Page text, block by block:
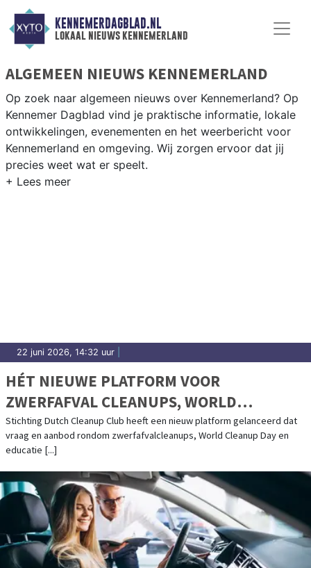
KENNEMERDAGBLAD.NL
lokaal nieuws kennemerland
ALGEMEEN NIEUWS KENNEMERLAND
Op zoek naar algemeen nieuws over Kennemerland? Op
Kennemer Dagblad vind je praktische informatie, lokale
ontwikkelingen, evenementen en het weerbericht voor
Kennemerland en omgeving. Wij zorgen ervoor dat jij
precies weet wat er speelt.
22 juni 2026, 14:32 uur
HÉT NIEUWE PLATFORM VOOR
ZWERFAFVAL CLEANUPS, WORLD
CLEANUP DAY EN EDUCATIE: DUTCH
CLEANUP CLUB
Stichting Dutch Cleanup Club heeft een nieuw platform gelanceerd dat
vraag en aanbod rondom zwerfafvalcleanups, World Cleanup Day en
educatie [...]